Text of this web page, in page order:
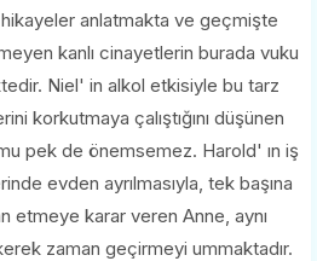
anlatmakta ve geçmişte
kanlı cinayetlerin burada vuku
Niel' in alkol etkisiyle bu tarz
korkutmaya çalıştığını düşünen
pek de önemsemez. Harold' ın iş
evden ayrılmasıyla, tek başına
etmeye karar veren Anne, aynı
zaman geçirmeyi ummaktadır.